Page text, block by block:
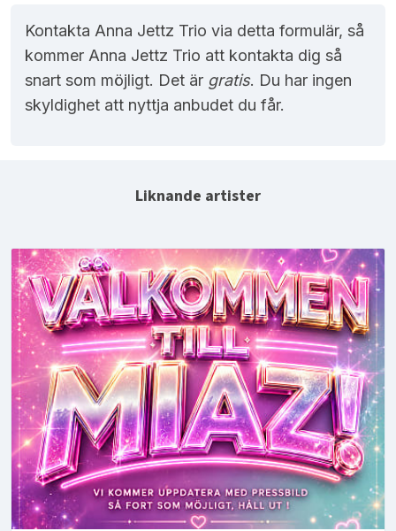
Kontakta Anna Jettz Trio via detta formulär, så
kommer Anna Jettz Trio att kontakta dig så
snart som möjligt. Det är gratis. Du har ingen
skyldighet att nyttja anbudet du får.
Liknande artister